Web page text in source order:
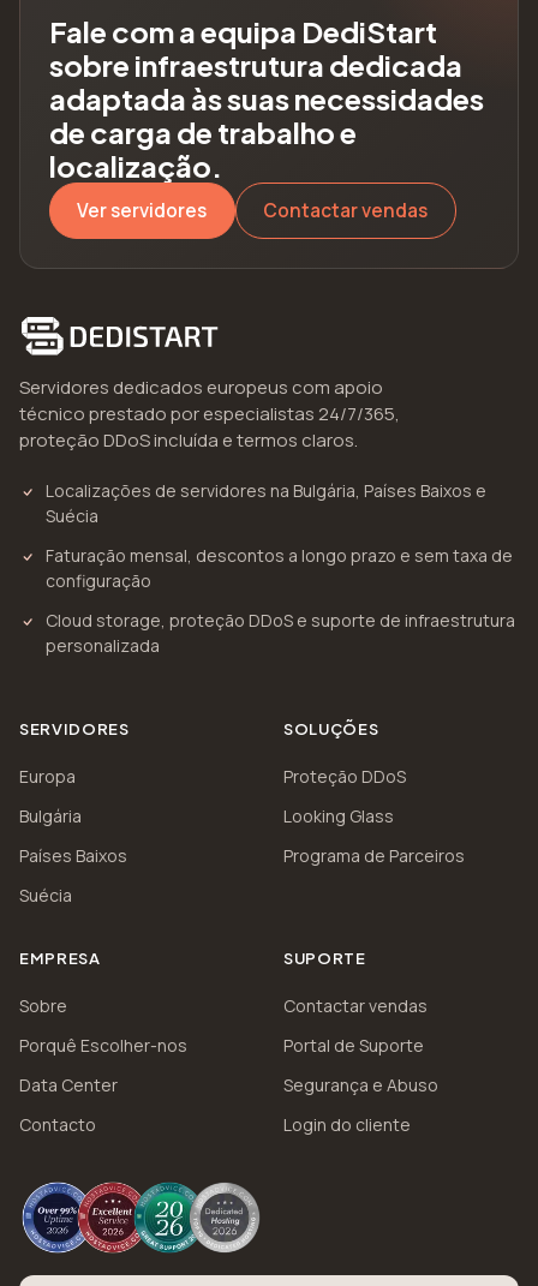
Fale com a equipa DediStart
sobre infraestrutura dedicada
adaptada às suas necessidades
de carga de trabalho e
localização.
Ver servidores Contactar vendas
Servidores dedicados europeus com apoio
técnico prestado por especialistas 24/7/365,
proteção DDoS incluída e termos claros.
Localizações de servidores na Bulgária, Países Baixos e
Suécia
Faturação mensal, descontos a longo prazo e sem taxa de
configuração
Cloud storage, proteção DDoS e suporte de infraestrutura
personalizada
SERVIDORES
Europa
Bulgária
Países Baixos
Suécia
SOLUÇÕES
Proteção DDoS
Looking Glass
Programa de Parceiros
EMPRESA
Sobre
Porquê Escolher-nos
Data Center
Contacto
SUPORTE
Contactar vendas
Portal de Suporte
Segurança e Abuso
Login do cliente